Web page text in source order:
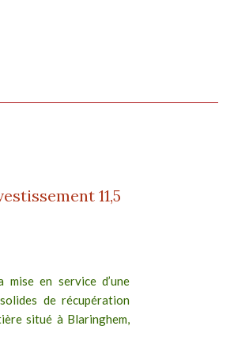
11,5
mise en service d’une
de récupération
situé à Blaringhem,